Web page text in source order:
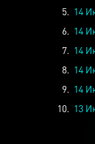
5. 14
6. 14
7. 14
8. 14
9. 14
10. 13